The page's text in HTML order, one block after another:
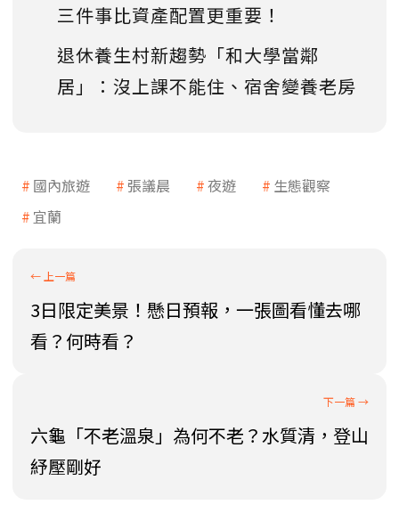
三件事比資產配置更重要！
退休養生村新趨勢「和大學當鄰
居」：沒上課不能住、宿舍變養老房
國內旅遊 張議晨 夜遊
生態觀察
宜蘭
3日限定美景！懸日預報，一張圖看懂去哪
看？何時看？
六龜「不老溫泉」為何不老？水質清，登山
紓壓剛好